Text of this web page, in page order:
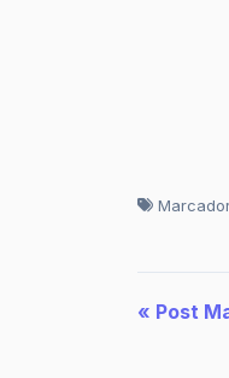
« Post